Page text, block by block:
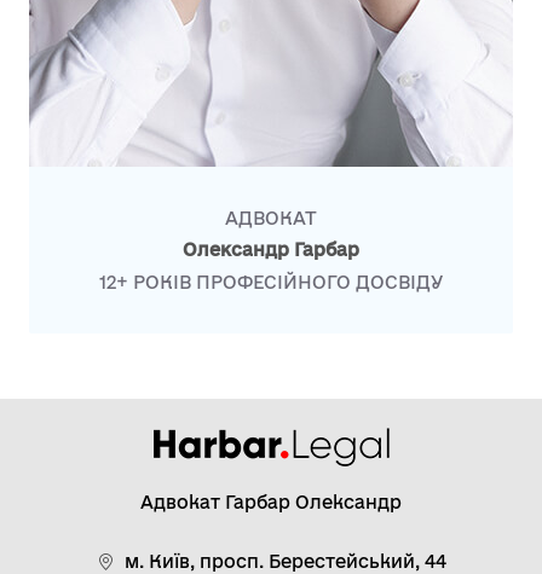
АДВОКАТ
Олександр Гарбар
12+ РОКІВ ПРОФЕСІЙНОГО ДОСВІДУ
Адвокат Гарбар Олександр
м. Київ, просп. Берестейський, 44